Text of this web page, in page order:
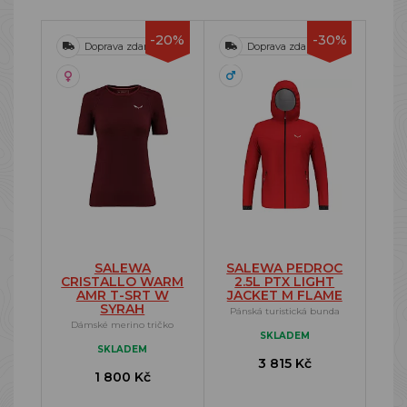
-20%
Doprava zdarma
SALEWA
CRISTALLO WARM
AMR T-SRT W
SYRAH
Dámské merino tričko
SKLADEM
1 800 Kč
-30%
Doprava zdarma
SALEWA PEDROC
2.5L PTX LIGHT
JACKET M FLAME
Pánská turistická bunda
SKLADEM
3 815 Kč